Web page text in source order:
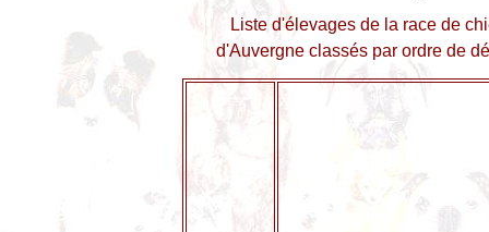
Liste d'élevages de la race de
d'Auvergne classés par ordre de